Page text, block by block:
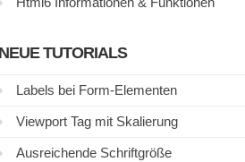
NEUE TUTORIALS
Labels bei Form-Elementen
Viewport Tag mit Skalierung
Ausreichende Schriftgröße